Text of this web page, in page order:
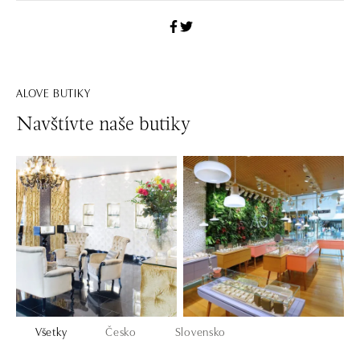
ALOVE BUTIKY
Navštívte naše butiky
Všetky Česko Slovensko